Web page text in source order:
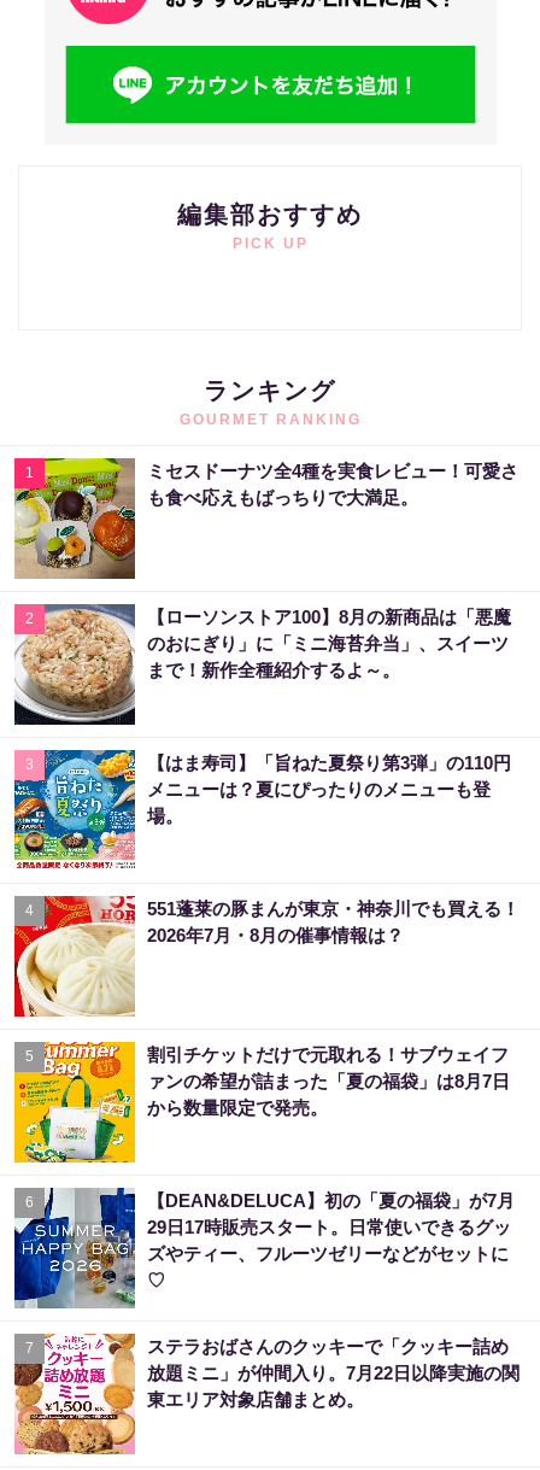
編集部おすすめ
PICK UP
ランキング
GOURMET RANKING
1
ミセスドーナツ全4種を実食レビュー！可愛さ
も食べ応えもばっちりで大満足。
2
【ローソンストア100】8月の新商品は「悪魔
のおにぎり」に「ミニ海苔弁当」、スイーツ
まで！新作全種紹介するよ～。
3
【はま寿司】「旨ねた夏祭り第3弾」の110円
メニューは？夏にぴったりのメニューも登
場。
4
551蓬莱の豚まんが東京・神奈川でも買える！
2026年7月・8月の催事情報は？
5
割引チケットだけで元取れる！サブウェイフ
ァンの希望が詰まった「夏の福袋」は8月7日
から数量限定で発売。
6
【DEAN&DELUCA】初の「夏の福袋」が7月
29日17時販売スタート。日常使いできるグッ
ズやティー、フルーツゼリーなどがセットに
♡
7
ステラおばさんのクッキーで「クッキー詰め
放題ミニ」が仲間入り。7月22日以降実施の関
東エリア対象店舗まとめ。